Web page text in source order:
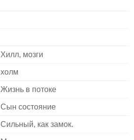
Хилл, мозги
холм
Жизнь в потоке
Сын состояние
Сильный, как замок.